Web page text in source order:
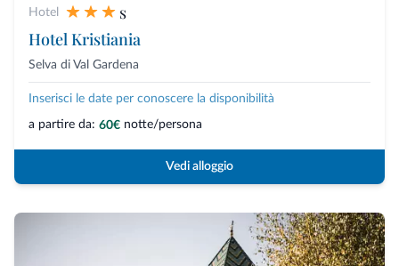
Hotel
s
Hotel Kristiania
Selva di Val Gardena
Inserisci le date per conoscere la disponibilità
a partire da: 60€ notte/persona
Vedi alloggio